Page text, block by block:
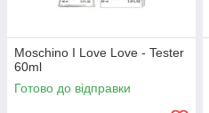
Moschino I Love Love - Tester
60ml
Готово до відправки